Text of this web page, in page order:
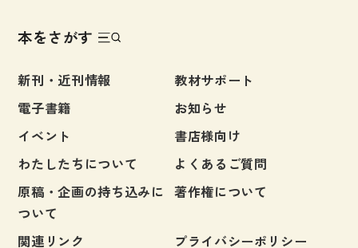
本をさがす
新刊・近刊情報
教材サポート
電子書籍
お知らせ
イベント
書店様向け
わたしたちについて
よくあるご質問
原稿・企画の持ち込みに
ついて
著作権について
関連リンク
プライバシーポリシー